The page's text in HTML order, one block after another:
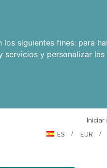
siguientes fines: para
servicios y personalizar
Iniciar
ES
EUR